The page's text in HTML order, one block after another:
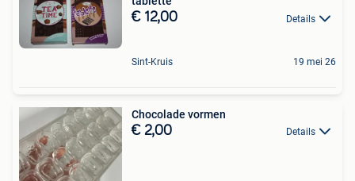
€ 12,00 Details
Sint-Kruis 19 mei 26
Chocolade vormen
€ 2,00 Details